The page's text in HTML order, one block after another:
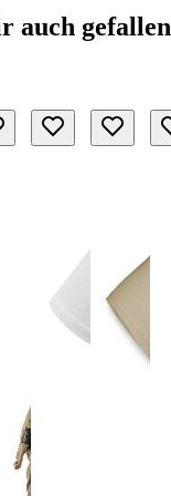
auch gefallen